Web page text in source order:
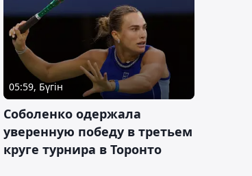
05:59, Бүгін
Соболенко одержала
уверенную победу в третьем
круге турнира в Торонто